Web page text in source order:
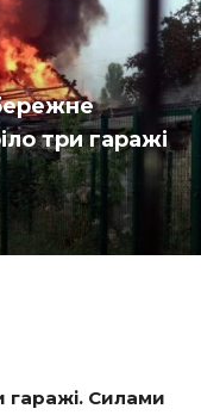
три гаражі
гаражі. Силами